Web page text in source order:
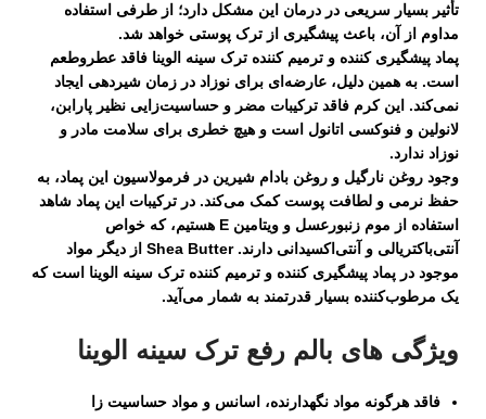
تأثیر بسیار سریعی در درمان این مشکل دارد؛ از طرفی استفاده
مداوم از آن، باعث پیشگیری از ترک پوستی خواهد شد.
پماد پیشگیری کننده و ترمیم کننده ترک سینه الوینا فاقد عطروطعم
است. به همین دلیل، عارضه‌ای برای نوزاد در زمان شیردهی ایجاد
نمی‌کند. این کرم فاقد ترکیبات مضر و حساسیت‌زایی نظیر پارابن،
لانولین و فنوکسی اتانول است و هیچ خطری برای سلامت مادر و
نوزاد ندارد.
وجود روغن نارگیل و روغن بادام شیرین در فرمولاسیون این پماد، به
حفظ نرمی و لطافت پوست کمک می‌کند. در ترکیبات این پماد شاهد
استفاده از موم زنبورعسل و ویتامین E هستیم، که خواص
آنتی‌باکتریالی و آنتی‌اکسیدانی دارند. Shea Butter از دیگر مواد
موجود در پماد پیشگیری کننده و ترمیم کننده ترک سینه الوینا است که
یک مرطوب‌کننده بسیار قدرتمند به شمار می‌آید.
ویژگی های بالم رفع ترک سینه الوینا
فاقد هرگونه مواد نگهدارنده، اسانس و مواد حساسیت زا